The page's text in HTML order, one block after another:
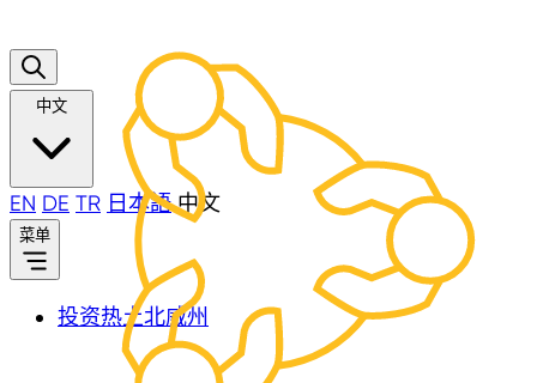
中文
EN DE TR 日本語 中文
菜单
投资热土北威州